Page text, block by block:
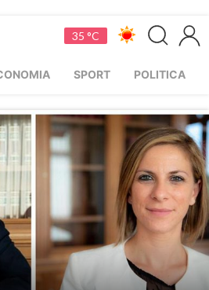
35 °C
SPORT POLITICA